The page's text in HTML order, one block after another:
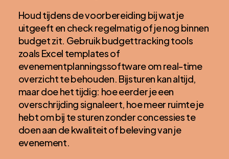
Houd tijdens de voorbereiding bij wat je
uitgeeft en check regelmatig of je nog binnen
budget zit. Gebruik budgettracking tools
zoals Excel templates of
evenementplanningssoftware om real-time
overzicht te behouden. Bijsturen kan altijd,
maar doe het tijdig: hoe eerder je een
overschrijding signaleert, hoe meer ruimte je
hebt om bij te sturen zonder concessies te
doen aan de kwaliteit of beleving van je
evenement.